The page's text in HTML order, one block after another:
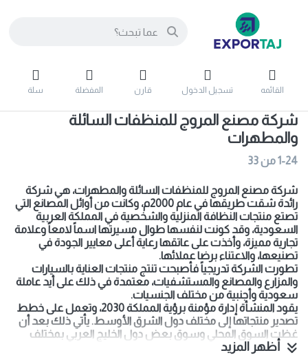
القائمه تسجيل الدخول قارن المفضلة سلة
شركة مصنع المروج للمنظفات السائلة
والمطهرات
1-24من33
شركة مصنع المروج للمنظفات السائلة والمطهرات، هي شركة
رائدة شقت طريقها في عام 2000م، وكانت من أوائل المصانع التي
تصتع منتجات النظافة المنزلية والشخصية في المملكة العربية
السعودية، وقد كونت لنفسها طوال مسيرتها اسماً لامعاً وعلامة
تجارية مميزة، وأخذت على عاتقها رعاية أعلى معايير الجودة في
تصنيعها، والاعتناء برضا عملائها.
تطورت الشركة تدريجياً فأصبحت تنتج منتجات العناية بالسيارات
والمزارع والمصانع والمستشفيات، معتمدة في ذلك على أيد عاملة
سعودية وأجنبية من مختلف الجنسيات.
يقود المنشأة إدارة مؤمنة برؤية المملكة 2030، وتعمل على خطط
تصدير منتجاتها إلى مختلف دول الشرق الأوسط. يأتي ذلك بعد أن
غظت السوق المحلي وسوق بعض دول الخليج العربي بمختلف
المنتجات.
أظهر المزيد